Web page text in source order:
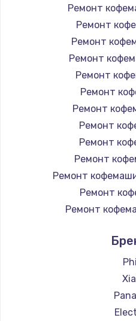
Ремонт
Ремонт
Ремонт
Ремонт
Ремонт
Ремонт
Ремонт
Ремонт
Ремонт
Ремонт
Ремонт
Ремонт
Ремонт
Ремонт
Ремонт
Ремонт
Ремонт
Ремонт